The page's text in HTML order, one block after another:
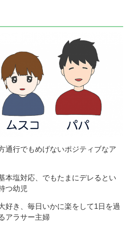
通行でもめげないポジティブなア
本塩対応、でもたまにデレるとい
つ幼児
好き、毎日いかに楽をして1日を過
アラサー主婦